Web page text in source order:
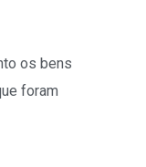
os bens
foram